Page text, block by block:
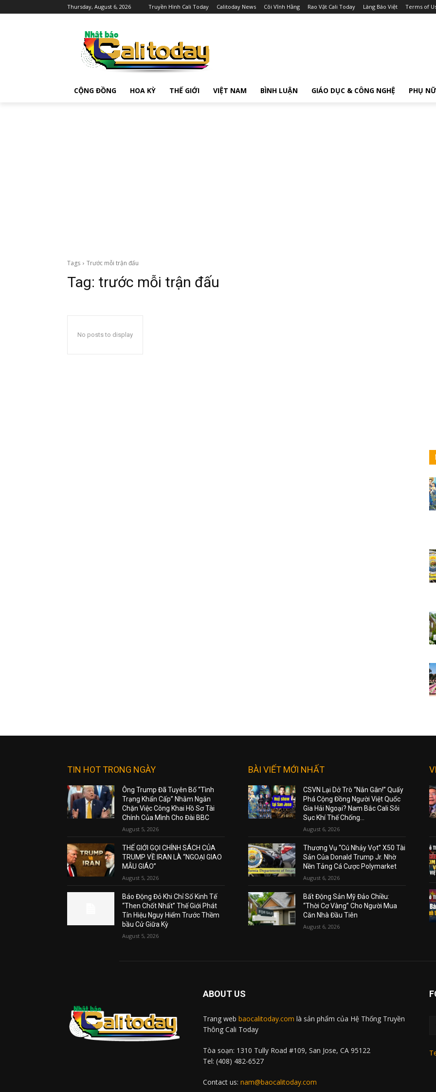
Thursday, August 6, 2026 Truyền Hình Cali Today Calitoday News Cõi Vĩnh Hằng Rao Vặt Cali Today Làng Báo Việt Terms of
CỘNG ĐỒNG HOA KỲ THẾ GIỚI VIỆT NAM BÌNH LUẬN GIÁO DỤC & CÔNG NGHỆ PHỤ NỮ
Tags Trước mỗi trận đấu
Tag: trước mỗi trận đấu
No posts to display
TIN HOT TRONG NGÀY
Ông Trump Đã Tuyên Bố “Tình
Trạng Khẩn Cấp” Nhằm Ngăn
Chặn Việc Công Khai Hồ Sơ Tài
Chính Của Mình Cho Đài BBC
August 5, 2026
THẾ GIỚI GỌI CHÍNH SÁCH CỦA
TRUMP VỀ IRAN LÀ “NGOẠI GIAO
MẪU GIÁO”
August 5, 2026
Báo Động Đỏ Khi Chỉ Số Kinh Tế
“Then Chốt Nhất” Thế Giới Phát
Tín Hiệu Nguy Hiểm Trước Thềm
bầu Cử Giữa Kỳ
August 5, 2026
BÀI VIẾT MỚI NHẤT
CSVN Lại Dở Trò “Nắn Gân!” Quấy
Phá Cộng Đồng Người Việt Quốc
Gia Hải Ngoại? Nam Bắc Cali Sôi
Sục Khí Thế Chống...
August 6, 2026
Thương Vụ “Cú Nhảy Vọt” X50 Tài
Sản Của Donald Trump Jr. Nhờ
Nền Tảng Cá Cược Polymarket
August 6, 2026
Bất Động Sản Mỹ Đảo Chiều:
“Thời Cơ Vàng” Cho Người Mua
Căn Nhà Đầu Tiên
August 6, 2026
ABOUT US
Trang web baocalitoday.com là sản phẩm của Hệ Thống Truyền
Thông Cali Today
Tòa soạn: 1310 Tully Road #109, San Jose, CA 95122
Tel: (408) 482-6527
Contact us: nam@baocalitoday.com